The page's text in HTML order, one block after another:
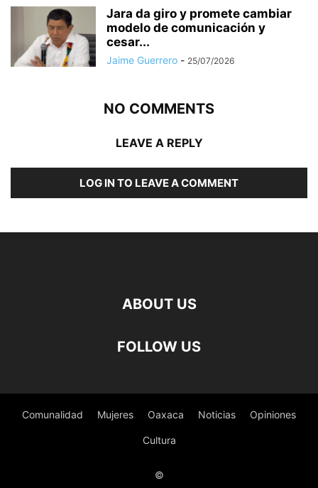
Jara da giro y promete cambiar
modelo de comunicación y
cesar...
Jaime Guerrero - 25/07/2026
NO COMMENTS
LEAVE A REPLY
LOG IN TO LEAVE A COMMENT
ABOUT US
FOLLOW US
Comunalidad Mujeres Oaxaca Noticias Opiniones
Cultura
©